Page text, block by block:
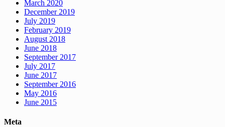
March 2020
December 2019
July 2019
February 2019
August 2018
June 2018
September 2017
July 2017
June 2017
September 2016
May 2016
June 2015
Meta